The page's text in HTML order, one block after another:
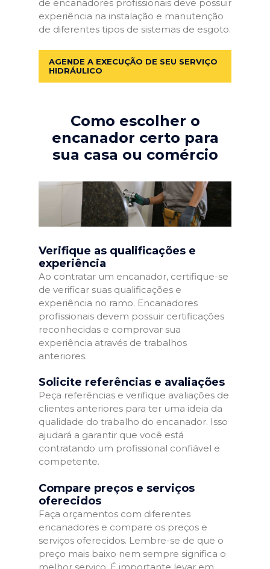
de encanadores profissionais deve possuir
experiência na instalação e manutenção
de diferentes tipos de sistemas de esgoto.
AGENDE A EXECUÇÃO DE SEU SERVIÇO
HIDRÁULICO
Como escolher o
encanador certo para
sua casa ou comércio
Verifique as qualificações e
experiência
Ao contratar um encanador, certifique-se
de verificar suas qualificações e
experiência no ramo. Encanadores
profissionais devem possuir certificações
reconhecidas e comprovar sua
experiência através de trabalhos
anteriores.
Solicite referências e avaliações
Peça referências e verifique avaliações de
clientes anteriores para ter uma ideia da
qualidade do trabalho do encanador. Isso
ajudará a garantir que você está
contratando um profissional confiável e
competente.
Compare preços e serviços
oferecidos
Faça orçamentos com diferentes
encanadores e compare os preços e
serviços oferecidos. Lembre-se de que o
preço mais baixo nem sempre significa o
melhor serviço. É importante levar em